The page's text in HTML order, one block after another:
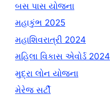
બસ પાસ યોજના
મહાકુંભ 2025
મહાશિવરાત્રી 2024
મહિલા વિકાસ એવોર્ડ 2024
મુદ્રા લોન યોજના
મેરેજ સર્ટી